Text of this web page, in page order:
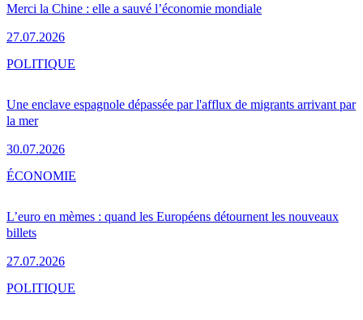
Merci la Chine : elle a sauvé l’économie mondiale
27.07.2026
Une enclave espagnole dépassée par l'afflux de migrants arrivant par
la mer
30.07.2026
POLITIQUE
L’euro en mèmes : quand les Européens détournent les nouveaux
billets
27.07.2026
ÉCONOMIE
POLITIQUE